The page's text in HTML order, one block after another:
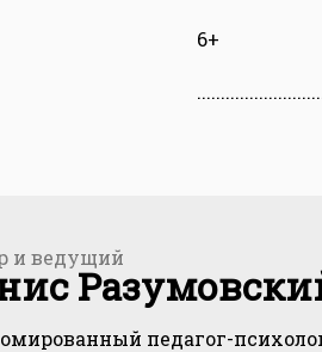
6+
и ведущий
педагог-